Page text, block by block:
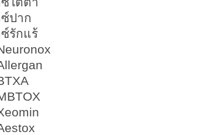
ปาก
รักแร้
บทความน่ารู้